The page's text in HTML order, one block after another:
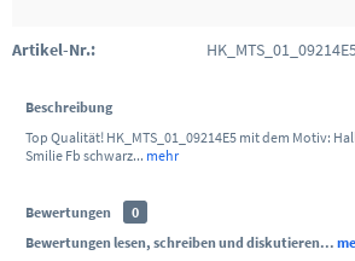
Artikel-Nr.:
Beschreibung
Top Qualität! HK_MTS_01_09214E5 mit dem Motiv:
Smilie Fb schwarz... mehr
Bewertungen
0
Bewertungen lesen, schreiben und diskutieren...